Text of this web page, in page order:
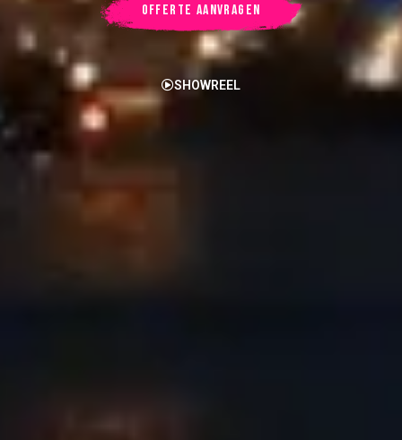
OFFERTE AANVRAGEN
SHOWREEL